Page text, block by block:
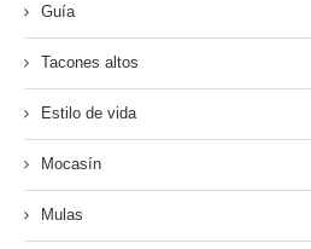
Guía
Tacones altos
Estilo de vida
Mocasín
Mulas